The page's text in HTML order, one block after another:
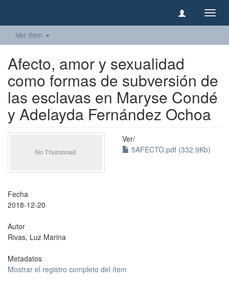
Ver ítem
Afecto, amor y sexualidad
como formas de subversión de
las esclavas en Maryse Condé
y Adelayda Fernández Ochoa
Ver/
5AFECTO.pdf (332.9Kb)
Fecha
2018-12-20
Autor
Rivas, Luz Marina
Metadatos
Mostrar el registro completo del ítem